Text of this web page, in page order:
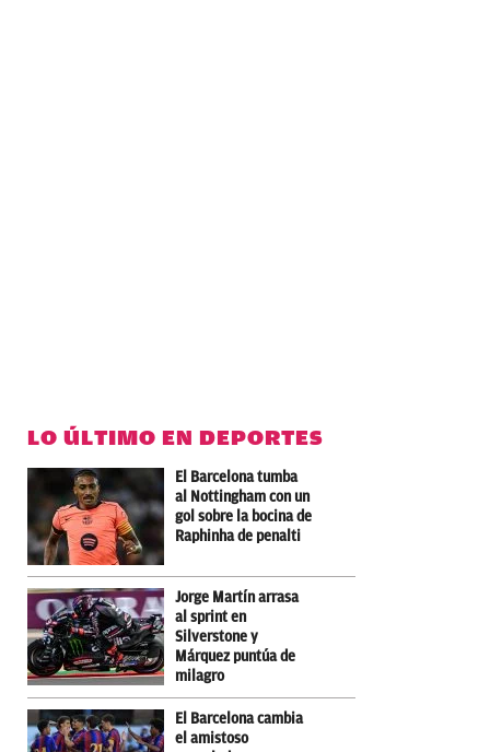
LO ÚLTIMO EN DEPORTES
El Barcelona tumba
al Nottingham con un
gol sobre la bocina de
Raphinha de penalti
Jorge Martín arrasa
al sprint en
Silverstone y
Márquez puntúa de
milagro
El Barcelona cambia
el amistoso